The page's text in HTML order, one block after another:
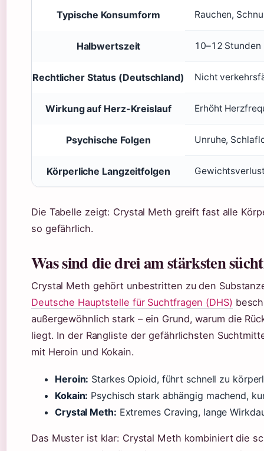
Typische Konsumform Rauchen,
Halbwertszeit 10–12 Stunden
Rechtlicher Status (Deutschland) Nicht
Wirkung auf Herz-Kreislauf Erhöht
Psychische Folgen Unruhe,
Körperliche Langzeitfolgen
Die Tabelle zeigt: Crystal Meth greift fast alle
so gefährlich.
Was sind die drei am stärksten
Crystal Meth gehört unbestritten zu den
Deutsche Hauptstelle für Suchtfragen (DHS)
außergewöhnlich stark – ein Grund, warum die
liegt. In der Rangliste der gefährlichsten
mit Heroin und Kokain.
Heroin: Starkes Opioid, führt schnell zu
Kokain: Psychisch stark abhängig machend,
Crystal Meth: Extremes Craving, lange
Das Muster ist klar: Crystal Meth kombiniert die